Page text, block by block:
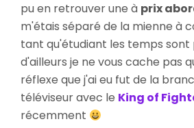
pu en retrouver une à prix
m'étais séparé de la mienne à
tant qu'étudiant les temps sont
d'ailleurs je ne vous cache pas
réflexe que j'ai eu fut de la
téléviseur avec le King of
récemment